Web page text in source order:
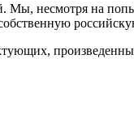
Мы, несмотря на